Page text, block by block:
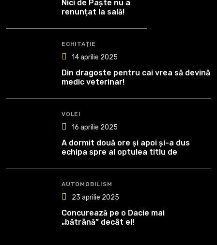
Nici de Paște nu a
renunțat la sală!
ECHITAȚIE
14 aprilie 2025
Din dragoste pentru cai vrea să devină
medic veterinar!
VOLEI
16 aprilie 2025
A dormit două ore și apoi și-a dus
echipa spre al optulea titlu de
AUTOMOBILISM
23 aprilie 2025
Concurează pe o Dacie mai
„bătrână” decât el!